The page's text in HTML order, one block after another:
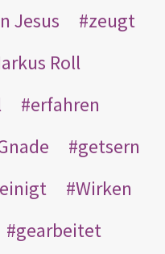
Jesus
zeugt
Roll
erfahren
getsern
Wirken
gearbeitet